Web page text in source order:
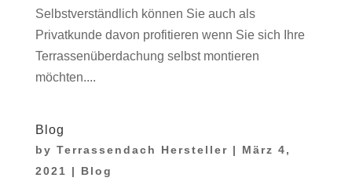
Selbstverständlich können Sie auch als
Privatkunde davon profitieren wenn Sie sich Ihre
Terrassenüberdachung selbst montieren
möchten....
Blog
by Terrassendach Hersteller | März 4,
2021 | Blog